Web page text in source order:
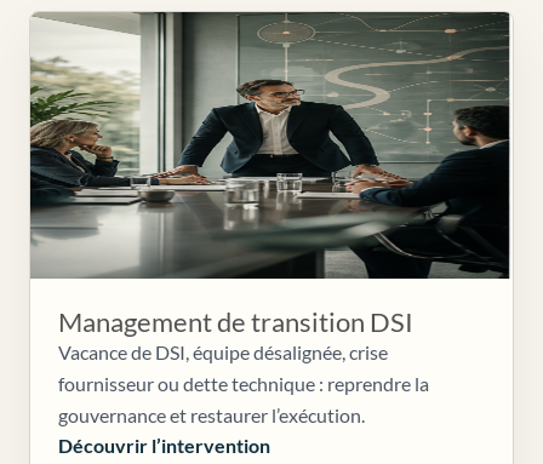
Management de transition DSI
Vacance de DSI, équipe désalignée, crise
fournisseur ou dette technique : reprendre la
gouvernance et restaurer l’exécution.
Découvrir l’intervention